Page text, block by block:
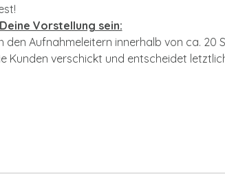
Vorstellung sein:
den Aufnahmeleitern innerhalb von ca. 20
Kunden verschickt und entscheidet